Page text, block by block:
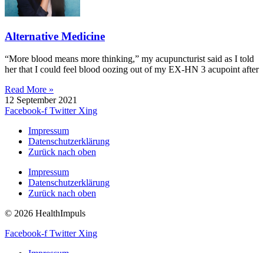
Alternative Medicine
“More blood means more thinking,” my acupuncturist said as I told
her that I could feel blood oozing out of my EX-HN 3 acupoint after
Read More »
12 September 2021
Facebook-f Twitter Xing
Impressum
Datenschutzerklärung
Zurück nach oben
Impressum
Datenschutzerklärung
Zurück nach oben
© 2026 HealthImpuls
Facebook-f Twitter Xing